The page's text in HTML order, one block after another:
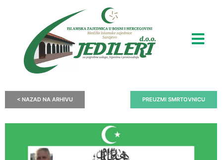
< NAZAD NA ARHIVU PREUZMI SMRTOVNICU